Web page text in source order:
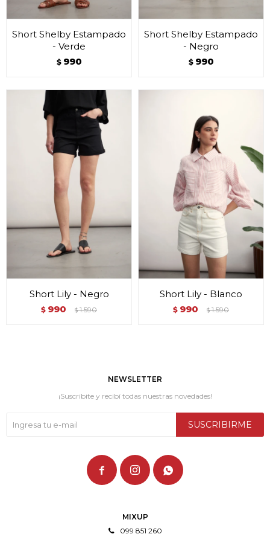
Short Shelby Estampado
- Verde
$ 990
Short Shelby Estampado
- Negro
$ 990
Short Lily - Negro
$ 990 $ 1.590
Short Lily - Blanco
$ 990 $ 1.590
MIXUP
099 851 260
NEWSLETTER
¡Suscribite y recibí todas nuestras novedades!
SUSCRIBIRME
  